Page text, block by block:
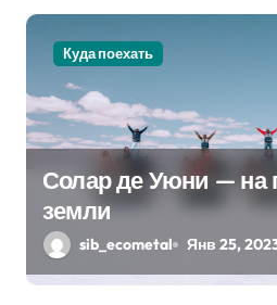
я
о
з
п
и
Куда поехать
Солар де Уюни — на
земли
sib_ecometal Янв 25,